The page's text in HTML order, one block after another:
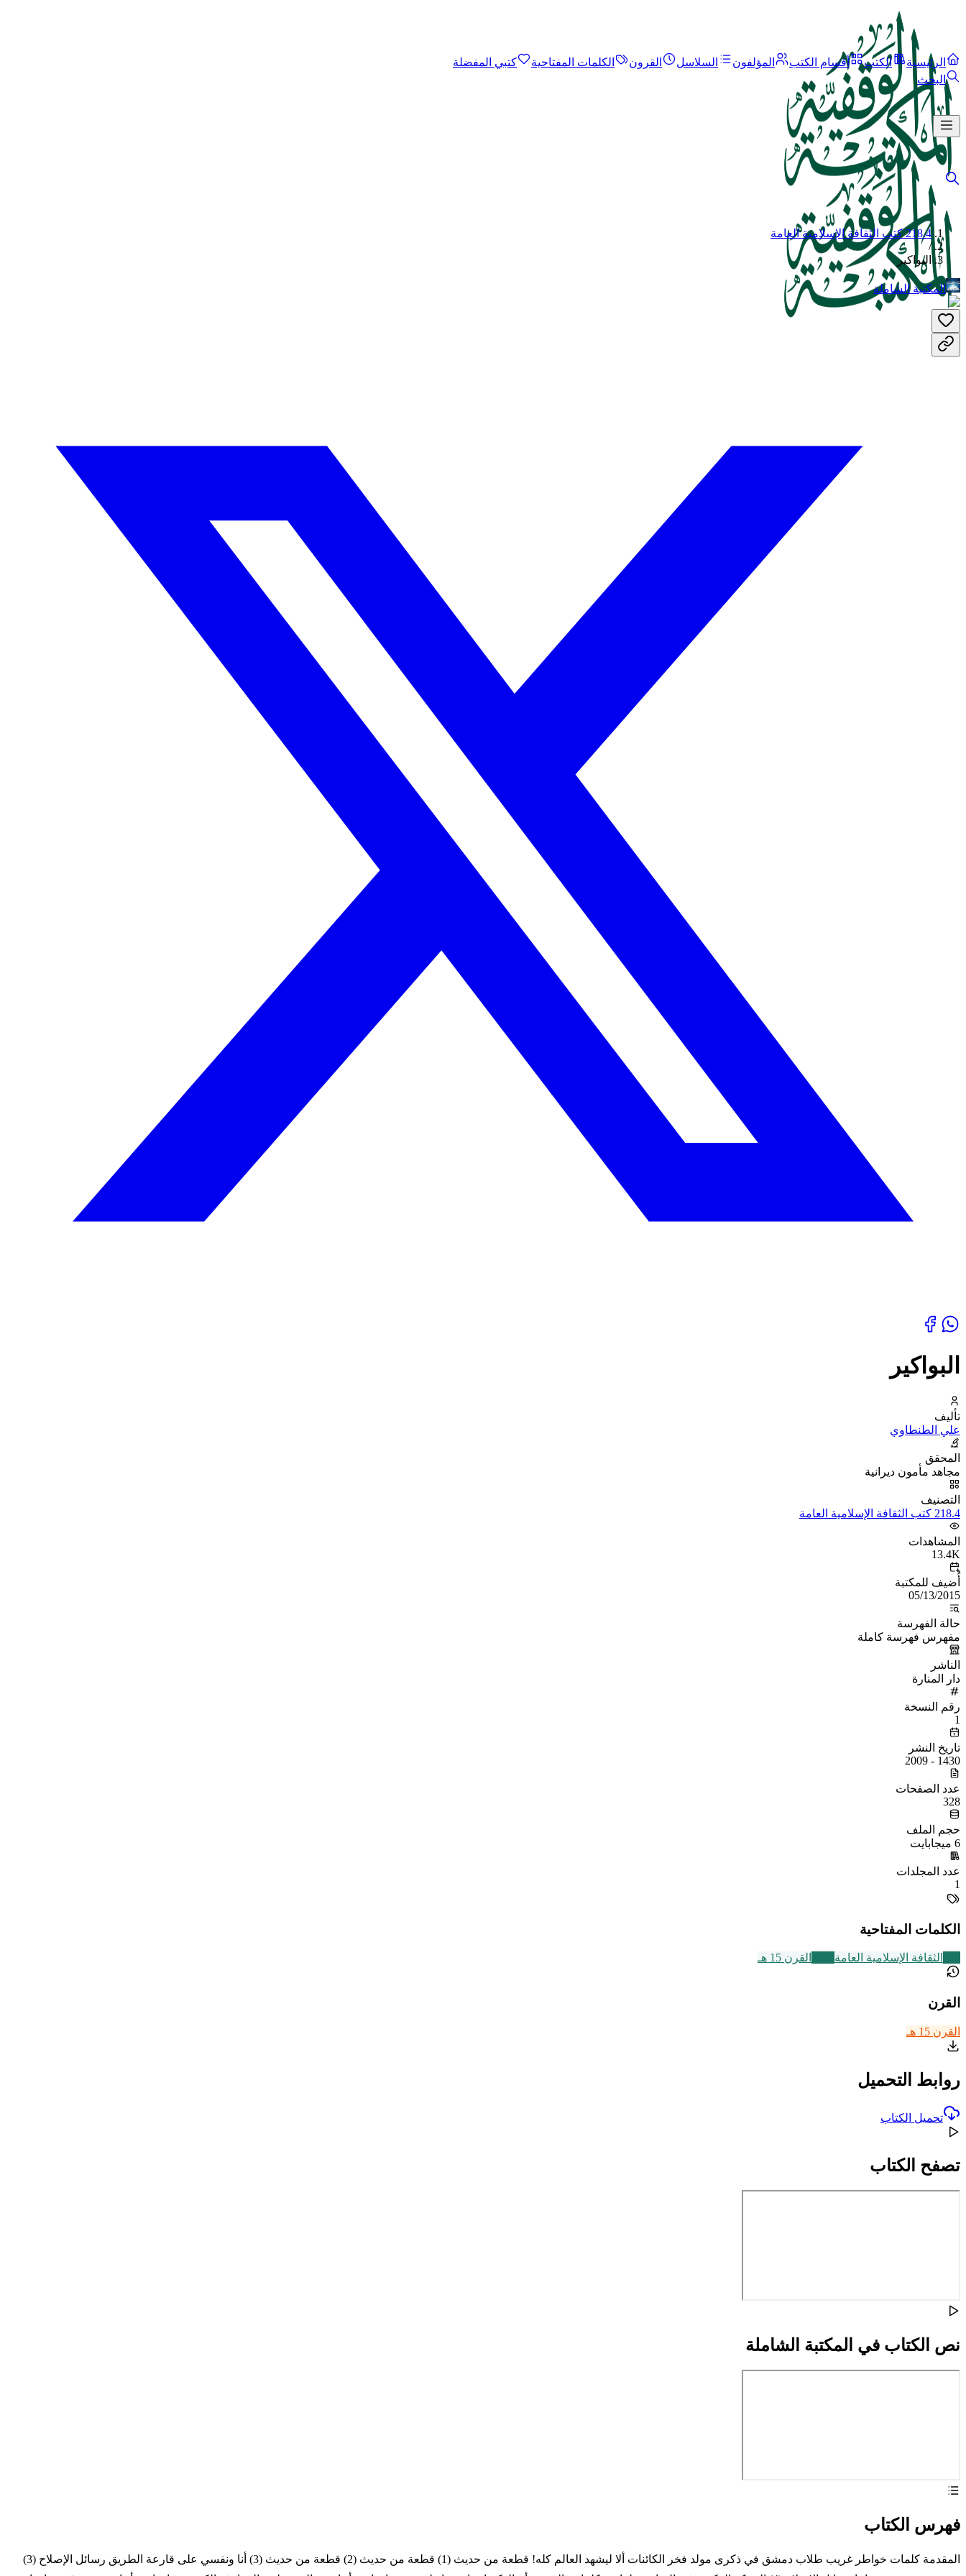
الرئيسية الكتب أقسام الكتب المؤلفون السلاسل القرون الكلمات المفتاحية
كتبي المفضلة
البحث
218.4 كتب الثقافة الإسلامية العامة
/
البواكير
المكتبة الشاملة
البواكير
تأليف
علي الطنطاوي
المحقق
مجاهد مأمون ديرانية
التصنيف
218.4 كتب الثقافة الإسلامية العامة
المشاهدات
13.4K
أُضيف للمكتبة
05/13/2015
حالة الفهرسة
مفهرس فهرسة كاملة
الناشر
دار المنارة
رقم النسخة
1
تاريخ النشر
1430 - 2009
عدد الصفحات
328
حجم الملف
6 ميجابايت
عدد المجلدات
1
الكلمات المفتاحية
الثقافة الإسلامية العامة القرن 15 هـ
القرن
القرن 15 هـ
روابط التحميل
تحميل الكتاب
تصفح الكتاب
نص الكتاب في المكتبة الشاملة
فهرس الكتاب
المقدمة كلمات خواطر غريب طلاب دمشق في ذكرى مولد فخر الكائنات ألا ليشهد العالم كله! قطعة من حديث (1) قطعة من حديث (2) قطعة من حديث (3) أنا ونفسي على قارعة الطريق رسائل الإصلاح (3)